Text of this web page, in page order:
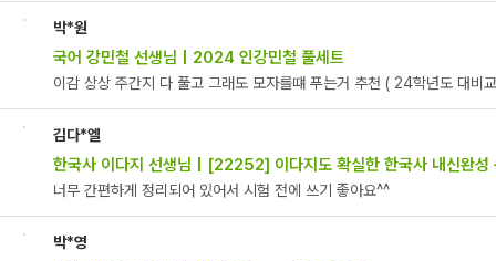
박*원
국어 강민철 선생님 | 2024 인강민철 풀세트
이감 상상 주간지 다 풀고 그래도 모자를떄 푸는거 추천 ( 24학년도 대비
김다*엘
한국사 이다지 선생님 | [22252] 이다지도 확실한 한국사 내신완성
너무 간편하게 정리되어 있어서 시험 전에 쓰기 좋아요^^
박*영